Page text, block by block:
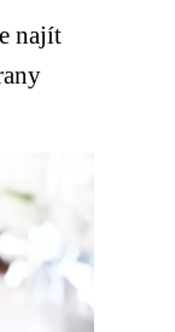
najít